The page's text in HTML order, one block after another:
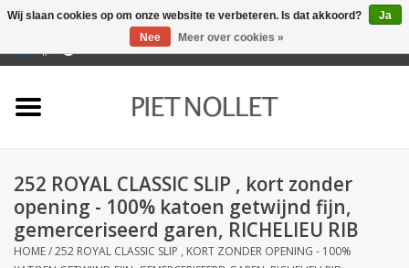
Badlinnen
Bedlinnen
252 ROYAL CLASSIC SLIP , kort zonder
opening - 100% katoen getwijnd fijn,
gemerceriseerd garen, RICHELIEU RIB
HOME/252 ROYAL CLASSIC SLIP , KORT ZONDER OPENING - 100%
Wij slaan cookies op om onze website te verbeteren. Is dat akkoord?
Ja
Nee
Meer over cookies »